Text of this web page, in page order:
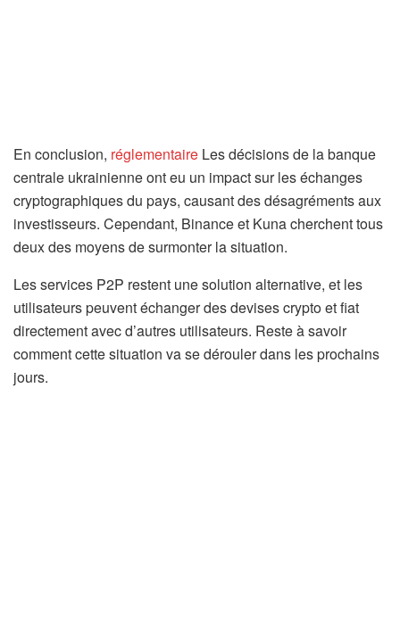
En conclusion, réglementaire Les décisions de la banque
centrale ukrainienne ont eu un impact sur les échanges
cryptographiques du pays, causant des désagréments aux
investisseurs. Cependant, Binance et Kuna cherchent tous
deux des moyens de surmonter la situation.
Les services P2P restent une solution alternative, et les
utilisateurs peuvent échanger des devises crypto et fiat
directement avec d’autres utilisateurs. Reste à savoir
comment cette situation va se dérouler dans les prochains
jours.